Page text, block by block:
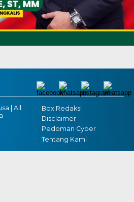
| All
Box Redaksi
Disclaimer
Pedoman Cyber
Tentang Kami